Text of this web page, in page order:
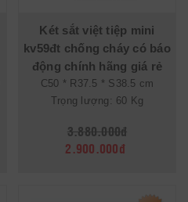
Két sắt việt tiệp mini
kv59đt chống cháy có báo
động chính hãng giá rẻ
C50 * R37.5 * S38.5 cm
Trọng lượng: 60 Kg
3.880.000đ
2.900.000đ